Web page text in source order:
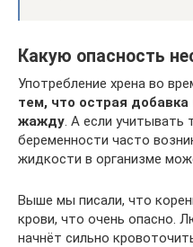
Какую опасность
Употребление хрена во
тем, что острая
жажду. А если учитывать
беременности часто
жидкости в организме
Выше мы писали, что
крови, что очень опасно.
начнёт сильно